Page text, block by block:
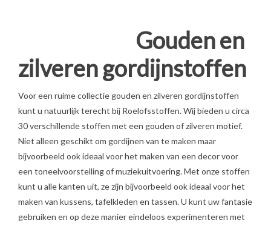
Gouden en
zilveren gordijnstoffen
Voor een ruime collectie gouden en zilveren gordijnstoffen
kunt u natuurlijk terecht bij Roelofsstoffen. Wij bieden u circa
30 verschillende stoffen met een gouden of zilveren motief.
Niet alleen geschikt om gordijnen van te maken maar
bijvoorbeeld ook ideaal voor het maken van een decor voor
een toneelvoorstelling of muziekuitvoering. Met onze stoffen
kunt u alle kanten uit, ze zijn bijvoorbeeld ook ideaal voor het
maken van kussens, tafelkleden en tassen. U kunt uw fantasie
gebruiken en op deze manier eindeloos experimenteren met